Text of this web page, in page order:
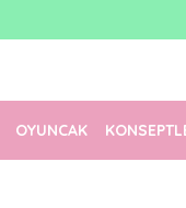
TL Üzeri Ücretsiz Kargo
OYUNCAK